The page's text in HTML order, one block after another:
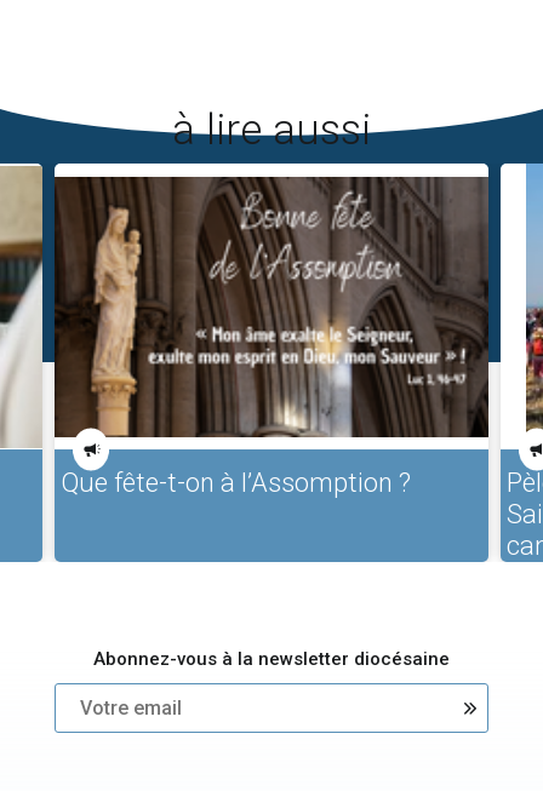
à lire aussi
Que fête-t-on à l’Assomption ?
Abonnez-vous à la newsletter diocésaine